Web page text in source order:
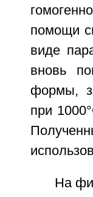
помощи
виде
вновь
формы,
при
На